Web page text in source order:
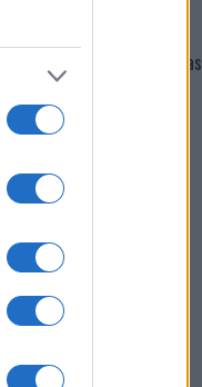
Giovannimaria Cabras